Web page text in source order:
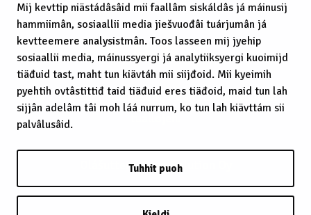
Mij kevttip niästádâsâid mii faallâm siskáldâs já máinusij
hammiimân, sosiaallii media jiešvuođâi tuárjumân já
kevtteemere analysistmân. Toos lasseen mij jyehip
sosiaallii media, máinussyergi já analytiiksyergi kuoimijd
tiäđuid tast, maht tun kiävtáh mii siijđoid. Mii kyeimih
pyehtih ovtâstittiđ taid tiäđuid eres tiäđoid, maid tun lah
sijjân adelâm tâi moh láá nurrum, ko tun lah kiävttám sii
palvâlusâid.
Tuhhit puoh
© 2025 Sämimađhâšem, Puoh vuoigâdvuođah
tuállojeh.
Olášuttem:Cron Solution Oy